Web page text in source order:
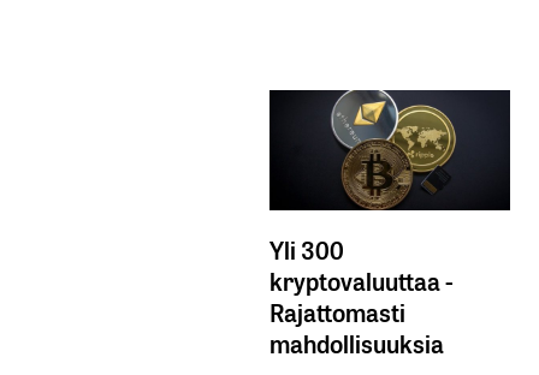
Yli 300
kryptovaluuttaa -
Rajattomasti
mahdollisuuksia